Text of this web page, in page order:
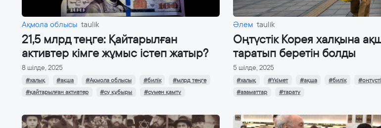
Ақмола облысы taulik
21,5 млрд теңге: Қайтарылған
активтер кімге жұмыс істеп жатыр?
8 шілде, 2025
#халық #ақша #Ақмола облысы #билік
#млрд теңге
#қайтарылған активтер
#су құбыры #сумен қамту
Әлем taulik
Оңтүстік Корея халқына
таратып беретін болды
5 шілде, 2025
#халық #Үкімет #ақша #билік
#азаматтар
#тарату